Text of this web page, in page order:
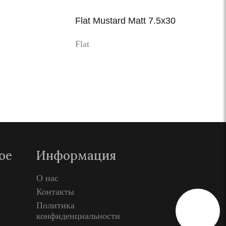
Flat Mustard Matt 7.5x30
Flat
Информация
О нас
Контакты
Политика
конфиденциальности